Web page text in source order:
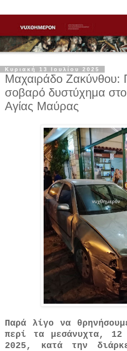
Κυριακή 13 Ιουλίου 2025
Μαχαιράδο Ζακύνθου:
σοβαρό δυστύχημα
Αγίας Μαύρας
Παρά λίγο να
περί τα μεσάνυχτα, 12
2025, κατά την